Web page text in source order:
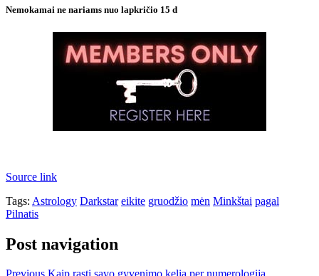
Nemokamai ne nariams nuo lapkričio 15 d
Source link
Tags: Astrology Darkstar eikite gruodžio mėn Minkštai pagal
Pilnatis
Post navigation